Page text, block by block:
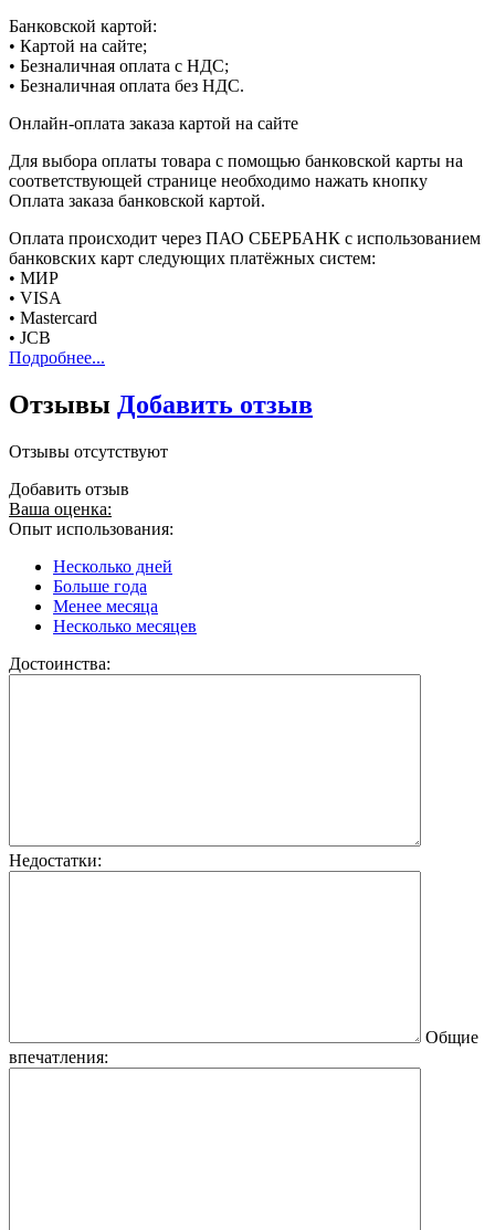
Банковской картой:
• Картой на сайте;
• Безналичная оплата с НДС;
• Безналичная оплата без НДС.
Онлайн-оплата заказа картой на сайте
Для выбора оплаты товара с помощью банковской карты на
соответствующей странице необходимо нажать кнопку
Оплата заказа банковской картой.
Оплата происходит через ПАО СБЕРБАНК с использованием
банковских карт следующих платёжных систем:
• МИР
• VISA
• Mastercard
• JCB
Подробнее...
Отзывы Добавить отзыв
Отзывы отсутствуют
Добавить отзыв
Ваша оценка:
Опыт использования:
Несколько дней
Больше года
Менее месяца
Несколько месяцев
Достоинства:
Недостатки:
Общие
впечатления: